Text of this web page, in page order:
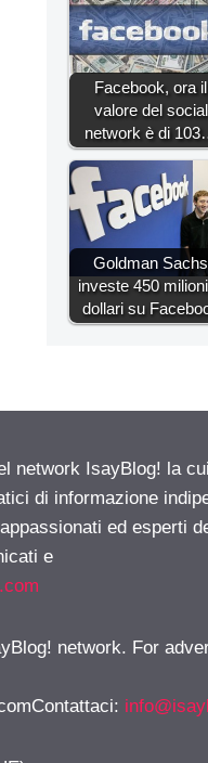
Facebook, ora il
valore del social
network è di
Goldman Sachs
investe 450
dollari su
network IsayBlog! la
di informazione
ed esperti
e
network. For
: